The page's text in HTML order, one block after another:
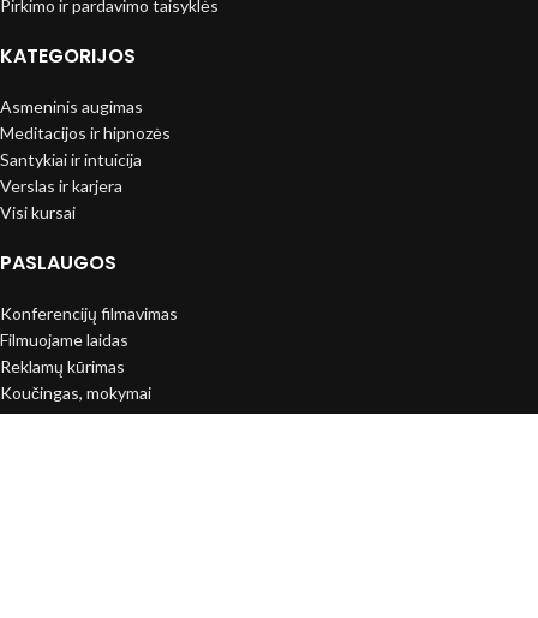
Pirkimo ir pardavimo taisyklės
KATEGORIJOS
Asmeninis augimas
Meditacijos ir hipnozės
Santykiai ir intuicija
Verslas ir karjera
Visi kursai
PASLAUGOS
Konferencijų filmavimas
Filmuojame laidas
Reklamų kūrimas
Koučingas, mokymai
2025Visos teisės saugomos.